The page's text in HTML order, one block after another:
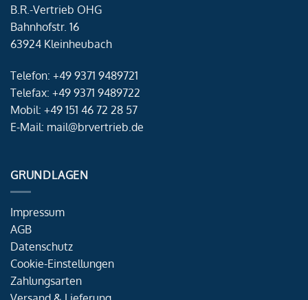
B.R.-Vertrieb OHG
Bahnhofstr. 16
63924 Kleinheubach
Telefon: +49 9371 9489721
Telefax: +49 9371 9489722
Mobil: +49 151 46 72 28 57
E-Mail: mail@brvertrieb.de
GRUNDLAGEN
Impressum
AGB
Datenschutz
Cookie-Einstellungen
Zahlungsarten